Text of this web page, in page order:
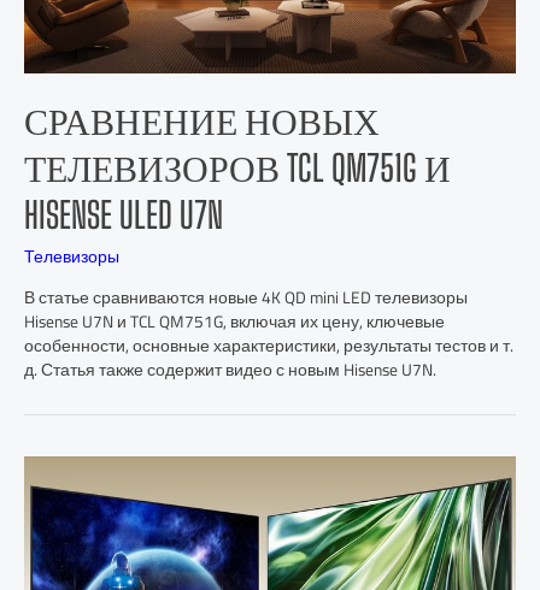
СРАВНЕНИЕ НОВЫХ
ТЕЛЕВИЗОРОВ TCL QM751G И
HISENSE ULED U7N
Телевизоры
В статье сравниваются новые 4K QD mini LED телевизоры
Hisense U7N и TCL QM751G, включая их цену, ключевые
особенности, основные характеристики, результаты тестов и т.
д. Статья также содержит видео с новым Hisense U7N.